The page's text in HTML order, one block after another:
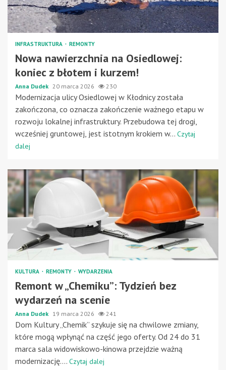
INFRASTRUKTURA REMONTY
Nowa nawierzchnia na Osiedlowej:
koniec z błotem i kurzem!
Anna Dudek 20 marca 2026 230
Modernizacja ulicy Osiedlowej w Kłodnicy została
zakończona, co oznacza zakończenie ważnego etapu w
rozwoju lokalnej infrastruktury. Przebudowa tej drogi,
wcześniej gruntowej, jest istotnym krokiem w... Czytaj
dalej
KULTURA REMONTY WYDARZENIA
Remont w „Chemiku”: Tydzień bez
wydarzeń na scenie
Anna Dudek 19 marca 2026 241
Dom Kultury „Chemik” szykuje się na chwilowe zmiany,
które mogą wpłynąć na część jego oferty. Od 24 do 31
marca sala widowiskowo-kinowa przejdzie ważną
modernizację.... Czytaj dalej